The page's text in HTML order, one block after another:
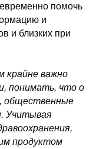
помочь
и
и близких при
крайне важно
понимать, что о
общественные
Учитывая
продуктом